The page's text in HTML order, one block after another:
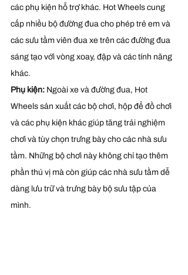
các phụ kiện hỗ trợ khác. Hot Wheels cung
cấp nhiều bộ đường đua cho phép trẻ em và
các sưu tầm viên đua xe trên các đường đua
sáng tạo với vòng xoay, đập và các tính năng
khác.
Phụ kiện: Ngoài xe và đường đua, Hot
Wheels sản xuất các bộ chơi, hộp để đồ chơi
và các phụ kiện khác giúp tăng trải nghiệm
chơi và tùy chọn trưng bày cho các nhà sưu
tầm. Những bộ chơi này không chỉ tạo thêm
phần thú vị mà còn giúp các nhà sưu tầm dễ
dàng lưu trữ và trưng bày bộ sưu tập của
mình.